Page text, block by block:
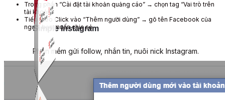
Simple Instagram
Phần mềm gửi follow, nhắn tin, nuôi nick Instagram.
Trong phần “Cài đặt tài khoản quảng cáo” → chọn tag “Vai trò trên
tài khoản”.
Tiếp theo Click vào “Thêm người dùng” → gõ tên Facebook của
người bạn muốn chia sẻ.